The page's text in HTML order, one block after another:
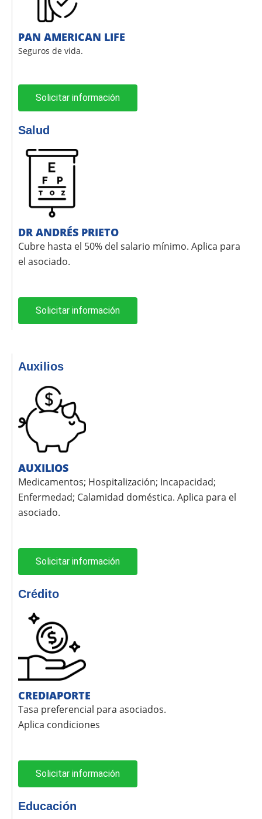
PAN AMERICAN LIFE
Seguros de vida.
Solicitar información
Salud
DR ANDRÉS PRIETO
Cubre hasta el 50% del salario mínimo. Aplica para
el asociado.
Solicitar información
Auxilios
AUXILIOS
Medicamentos; Hospitalización; Incapacidad;
Enfermedad; Calamidad doméstica. Aplica para el
asociado.
Solicitar información
Crédito
CREDIAPORTE
Tasa preferencial para asociados.
Aplica condiciones
Solicitar información
Educación